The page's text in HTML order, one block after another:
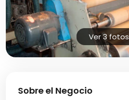
Ver 3 fotos
Sobre el Negocio